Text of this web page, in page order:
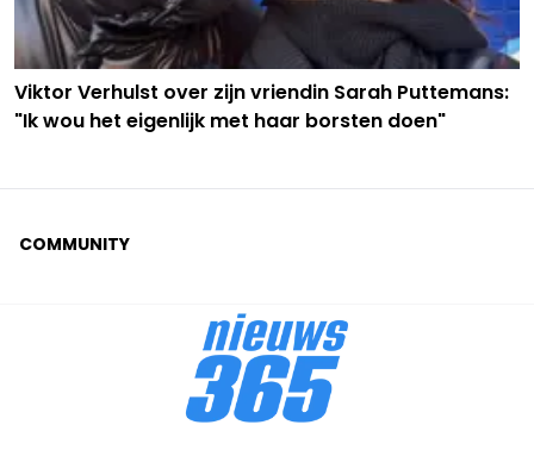
Viktor Verhulst over zijn vriendin Sarah Puttemans:
"Ik wou het eigenlijk met haar borsten doen"
COMMUNITY